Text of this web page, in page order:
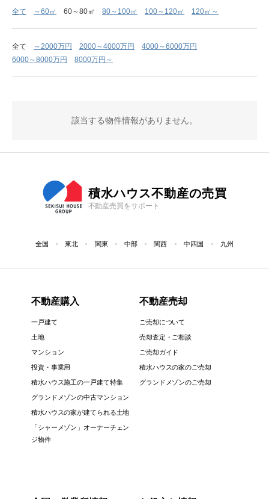
全て ～60㎡ 60～80㎡ 80～100㎡ 100～120㎡ 120㎡～
全て ～2000万円 2000～4000万円
4000～6000万円
6000～8000万円
8000万円～
該当する物件情報がありません。
積水ハウス不動産の売買
不動産売買をサポート
全国 東北 関東 中部 関西 中四国 九州
不動産購入
一戸建て
土地
マンション
投資・事業用
積水ハウス施工の一戸建て特集
グランドメゾンの中古マンション
積水ハウスの家が建てられる土地
「シャーメゾン」オーナーチェン
ジ物件
不動産売却
ご売却について
売却査定・ご相談
ご売却ガイド
積水ハウスの家のご売却
グランドメゾンのご売却